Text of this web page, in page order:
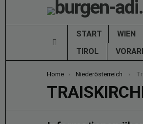
START WIEN
TIROL
You are here:
Home Niederösterreich